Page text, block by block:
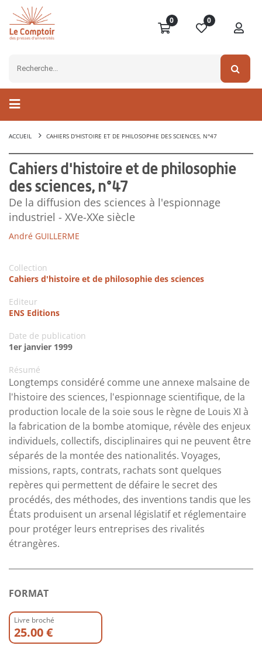
0 0
ACCUEIL CAHIERS D'HISTOIRE ET DE PHILOSOPHIE DES SCIENCES, N°47
Cahiers d'histoire et de philosophie
des sciences, n°47
De la diffusion des sciences à l'espionnage
industriel - XVe-XXe siècle
André GUILLERME
Collection
Cahiers d'histoire et de philosophie des sciences
Editeur
ENS Editions
Date de publication
1er janvier 1999
Résumé
Longtemps considéré comme une annexe malsaine de
l'histoire des sciences, l'espionnage scientifique, de la
production locale de la soie sous le règne de Louis XI à
la fabrication de la bombe atomique, révèle des enjeux
individuels, collectifs, disciplinaires qui ne peuvent être
séparés de la montée des nationalités. Voyages,
missions, rapts, contrats, rachats sont quelques
repères qui permettent de défaire le secret des
procédés, des méthodes, des inventions tandis que les
États produisent un arsenal législatif et réglementaire
pour protéger leurs entreprises des rivalités
étrangères.
FORMAT
Livre broché
25.00 €